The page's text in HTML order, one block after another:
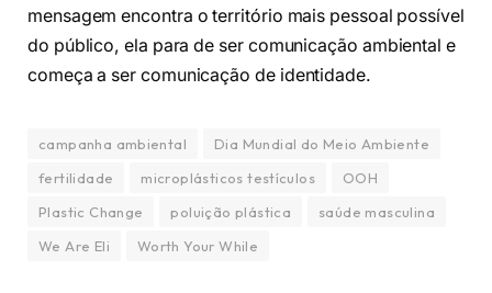
mensagem encontra o território mais pessoal possível
do público, ela para de ser comunicação ambiental e
começa a ser comunicação de identidade.
campanha ambiental
Dia Mundial do Meio Ambiente
fertilidade
microplásticos testículos
OOH
Plastic Change
poluição plástica
saúde masculina
We Are Eli
Worth Your While